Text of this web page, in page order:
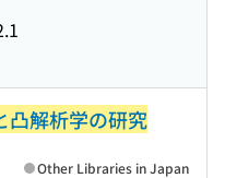
凸解析学の研究
Other Libraries in Japan